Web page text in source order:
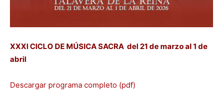
XXXI CICLO DE MÚSICA SACRA del 21 de marzo al 1 de
abril
Descargar programa completo (pdf)